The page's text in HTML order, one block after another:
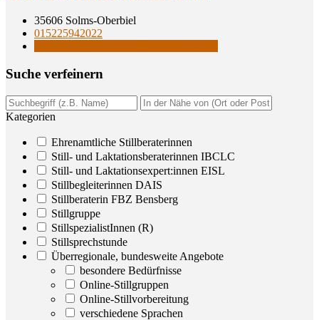
35606 Solms-Oberbiel
015225942022
Suche ver­fei­nern
Kategorien
Ehrenamtliche Stillberaterinnen
Still- und Laktationsberaterinnen IBCLC
Still- und Laktationsexpert:innen EISL
Stillbegleiterinnen DAIS
Stillberaterin FBZ Bensberg
Stillgruppe
StillspezialistInnen (R)
Stillsprechstunde
Überregionale, bundesweite Angebote
besondere Bedürfnisse
Online-Stillgruppen
Online-Stillvorbereitung
verschiedene Sprachen